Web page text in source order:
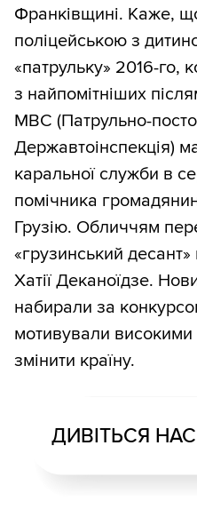
Франківщині. Каже,
поліцейською з
«патрульку» 2016-го,
з найпомітніших
МВС (Патрульно-
Державтоінспекція)
каральної служби в
помічника
Грузію. Обличчям
«грузинський
Хатії Деканоїдзе.
набирали за
мотивували високими
змінити країну.
ДИВІТЬСЯ